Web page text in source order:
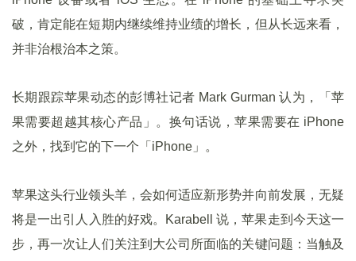
破，肯定能在短期内继续维持业绩的增长，但从长远来看，
并非治根治本之策。
长期跟踪苹果动态的彭博社记者 Mark Gurman 认为，「苹
果需要超越其核心产品」。换句话说，苹果需要在 iPhone
之外，找到它的下一个「iPhone」。
苹果这头行业领头羊，会如何适应新形势并向前发展，无疑
将是一出引人入胜的好戏。Karabell 说，苹果走到今天这一
步，再一次让人们关注到大公司所面临的关键问题：当触及